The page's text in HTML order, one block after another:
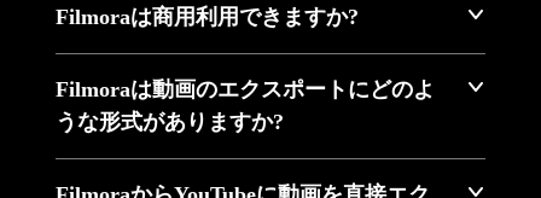
Filmoraは商用利用できますか?
Filmoraは動画のエクスポートにどのよ
うな形式がありますか?